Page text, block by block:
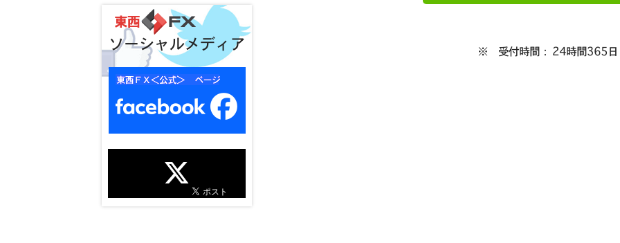
ソーシャルメディア ※ 受付時間： 24時間365日